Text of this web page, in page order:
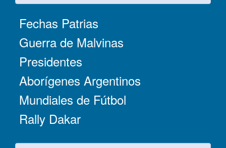
Fechas Patrias
Guerra de Malvinas
Presidentes
Aborígenes Argentinos
Mundiales de Fútbol
Rally Dakar